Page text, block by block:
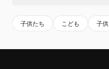
子供たち こども 子供